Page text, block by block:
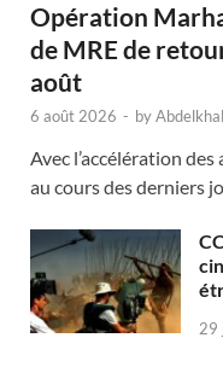
Opération
de MRE de
août
6 août 2026 - by
Avec l’accélération
au cours des derniers
29